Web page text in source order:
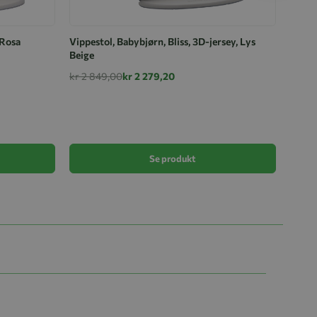
Vippestol, Babybjørn, Bliss, 3D-jersey, Lys
Beige
kr 2 849,00kr 2 279,20
Se produkt